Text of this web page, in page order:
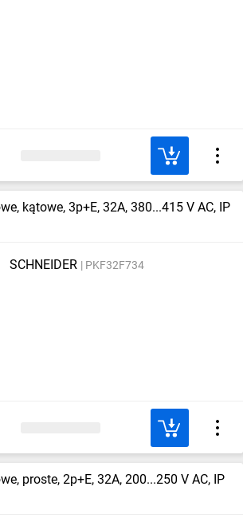
kątowe, 3p+E, 32A, 380...415 V AC, IP
SCHNEIDER PKF32F734
proste, 2p+E, 32A, 200...250 V AC, IP